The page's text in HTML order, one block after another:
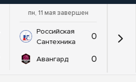
пн, 11 мая завершен
Российская
Сантехника
0
Авангард 0